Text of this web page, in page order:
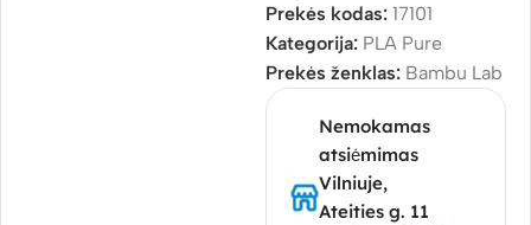
Prekės kodas: 17101
Kategorija: PLA Pure
Prekės ženklas: Bambu Lab
Nemokamas
atsiėmimas
Vilniuje,
Ateities g. 11